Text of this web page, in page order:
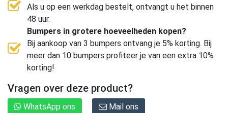
Als u op een werkdag bestelt, ontvangt u het binnen
48 uur.
Bumpers in grotere hoeveelheden kopen?
Bij aankoop van 3 bumpers ontvang je 5% korting. Bij
meer dan 10 bumpers profiteer je van een extra 10%
korting!
Vragen over deze product?
WhatsApp ons Mail ons